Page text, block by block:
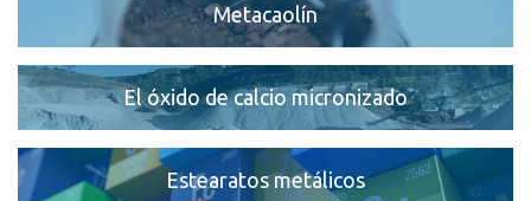
Metacaolín
El óxido de calcio micronizado
Estearatos metálicos